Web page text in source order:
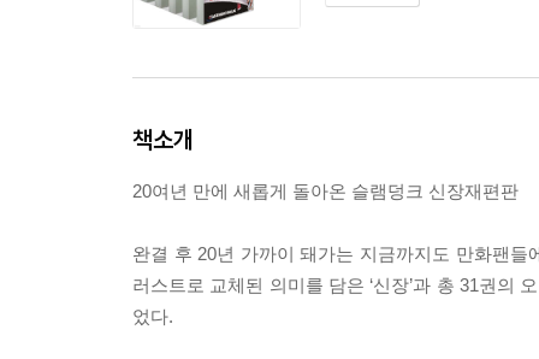
책소개
20여년 만에 새롭게 돌아온 슬램덩크 신장재편판
완결 후 20년 가까이 돼가는 지금까지도 만화팬
러스트로 교체된 의미를 담은 ‘신장’과 총 31권의
었다.